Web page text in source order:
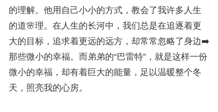
的理解。他用自己小小的方式，教会了我许多人生
的道🌸理。在人生的长河中，我们总是在追逐着更
大的目标，追求着更远的远方，却常常忽略了身边➡️
那些微小的幸福。而弟弟的“巴雷特”，就是这样一份
微小的幸福，却有着巨大的能量，足以温暖整个冬
天，照亮我的心房。